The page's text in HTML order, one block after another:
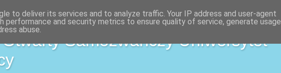
Samozwańczy Uniwersytet
to deliver its services and to analyze traffic. Your IP address and user-agent
performance and security metrics to ensure quality of service, generate usage
abuse.